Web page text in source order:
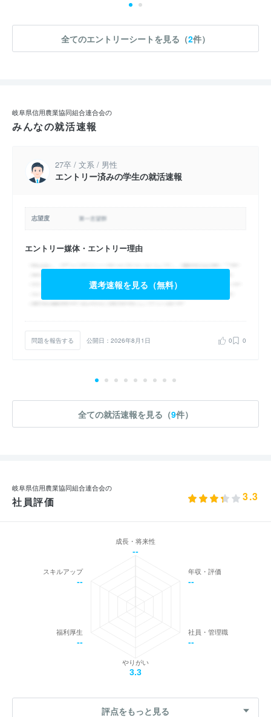
全てのエントリーシートを見る（2件）
岐阜県信用農業協同組合連合会の
みんなの就活速報
27卒 / 文系 / 男性
エントリー済みの学生の就活速報
志望度
エントリー媒体・エントリー理由
選考速報を見る（無料）
問題を報告する 公開日：2026年8月1日 0 0
全ての就活速報を見る（9件）
岐阜県信用農業協同組合連合会の
社員評価 3.3
成長・将来性
--
年収・評価
--
社員・管理職
--
やりがい
3.3
福利厚生
--
スキルアップ
--
評点をもっと見る